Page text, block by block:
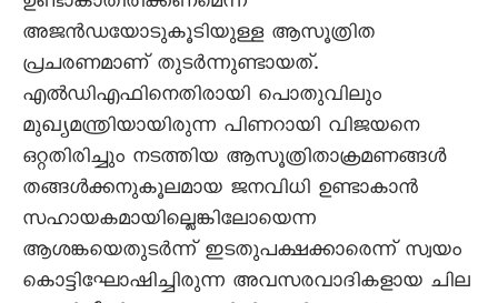
അജൻഡയോടുകൂടിയുള്ള ആസൂത്രിത
പ്രചരണമാണ് തുടർന്നുണ്ടായത്.
എൽഡിഎഫിനെതിരായി പൊതുവിലും
മുഖ്യമന്ത്രിയായിരുന്ന പിണറായി വിജയനെ
ഒറ്റതിരിച്ചും നടത്തിയ ആസൂത്രിതാക്രമണങ്ങൾ
തങ്ങൾക്കനുകൂലമായ ജനവിധി ഉണ്ടാകാൻ
സഹായകമായില്ലെങ്കിലോയെന്ന
ആശങ്കയെതുടർന്ന് ഇടതുപക്ഷക്കാരെന്ന് സ്വയം
കൊട്ടിഘോഷിച്ചിരുന്ന അവസരവാദികളായ ചില